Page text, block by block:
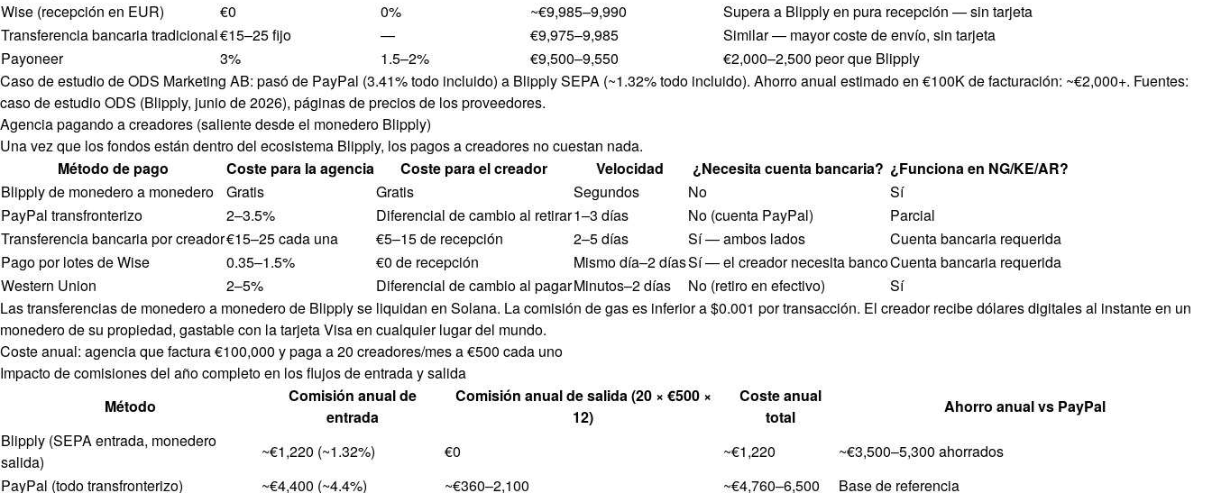
Wise (recepción en EUR)
€0 0% ~€9,985–9,990
Supera a Blipply en pura recepción — sin tarjeta
Transferencia bancaria tradicional€15–25 fijo — €9,975–9,985
Similar — mayor coste de envío, sin tarjeta
Payoneer
3% 1.5–2% €9,500–9,550
€2,000–2,500 peor que Blipply
Caso de estudio de ODS Marketing AB: pasó de PayPal (3.41% todo incluido) a Blipply SEPA (~1.32% todo incluido). Ahorro anual estimado en €100K de facturación: ~€2,000+. Fuentes:
caso de estudio ODS (Blipply, junio de 2026), páginas de precios de los proveedores.
Agencia pagando a creadores (saliente desde el monedero Blipply)
Una vez que los fondos están dentro del ecosistema Blipply, los pagos a creadores no cuestan nada.
Método de pago
Coste para la agencia Coste para el creador Velocidad ¿Necesita cuenta bancaria? ¿Funciona en NG/KE/AR?
Blipply de monedero a monedero
Gratis Gratis Segundos No
Sí
PayPal transfronterizo
2–3.5% Diferencial de cambio al retirar1–3 días No (cuenta PayPal)
Parcial
Transferencia bancaria por creador€15–25 cada una €5–15 de recepción 2–5 días Sí — ambos lados
Cuenta bancaria requerida
Pago por lotes de Wise
0.35–1.5% €0 de recepción Mismo día–2 díasSí — el creador necesita bancoCuenta bancaria requerida
Western Union
2–5% Diferencial de cambio al pagarMinutos–2 días No (retiro en efectivo)
Sí
Las transferencias de monedero a monedero de Blipply se liquidan en Solana. La comisión de gas es inferior a $0.001 por transacción. El creador recibe dólares digitales al instante en un
monedero de su propiedad, gastable con la tarjeta Visa en cualquier lugar del mundo.
Coste anual: agencia que factura €100,000 y paga a 20 creadores/mes a €500 cada uno
Impacto de comisiones del año completo en los flujos de entrada y salida
Método
Comisión anual de
entrada
Comisión anual de salida (20 × €500 ×
12)
Coste anual
total
Ahorro anual vs PayPal
Blipply (SEPA entrada, monedero
salida)
~€1,220 (~1.32%) €0 ~€1,220
~€3,500–5,300 ahorrados
PayPal (todo transfronterizo)
~€4,400 (~4.4%) ~€360–2,100 ~€4,760–6,500 Base de referencia